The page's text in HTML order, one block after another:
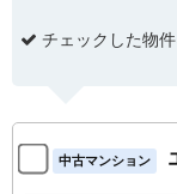
チェックした物
中古マンション